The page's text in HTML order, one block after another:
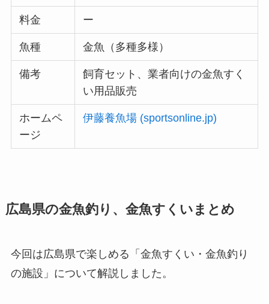
料金 ー
魚種 金魚（多種多様）
備考
飼育セット、業者向けの金魚すく
い用品販売
ホームペ
ージ
伊藤養魚場 (sportsonline.jp)
広島県の金魚釣り、金魚すくい まとめ
今回は広島県で楽しめる「金魚すくい・金魚釣り
の施設」について解説しました。